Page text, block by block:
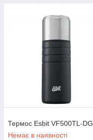
Термос Esbit VF500TL-DG
Немає в наявності